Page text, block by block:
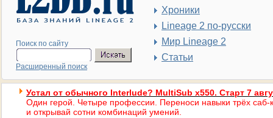
Поиск по сайту
Расширенный поиск
Хроники
Lineage 2 по-русски
Мир Lineage 2
Статьи
Устал от обычного Interlude? MultiSub x550. Старт 7
Один герой. Четыре профессии. Переноси навыки трёх саб-
и открывай сотни комбинаций умений.